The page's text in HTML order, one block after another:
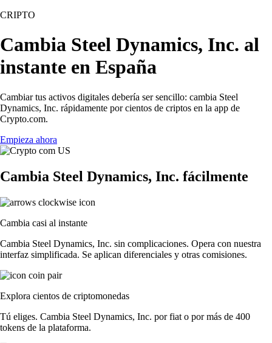
CRIPTO
Cambia Steel Dynamics, Inc. al
instante en España
Cambiar tus activos digitales debería ser sencillo: cambia Steel
Dynamics, Inc. rápidamente por cientos de criptos en la app de
Crypto.com.
Empieza ahora
Cambia Steel Dynamics, Inc. fácilmente
Cambia casi al instante
Cambia Steel Dynamics, Inc. sin complicaciones. Opera con nuestra
interfaz simplificada. Se aplican diferenciales y otras comisiones.
Explora cientos de criptomonedas
Tú eliges. Cambia Steel Dynamics, Inc. por fiat o por más de 400
tokens de la plataforma.